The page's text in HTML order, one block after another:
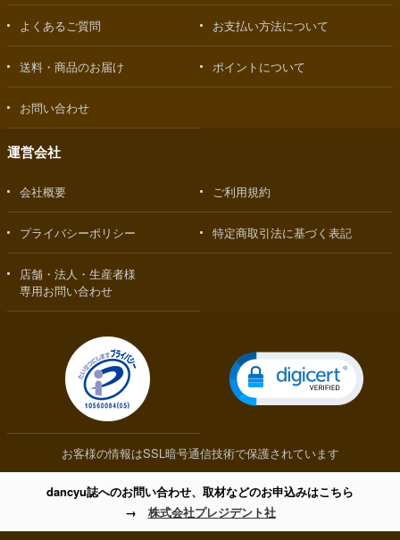
よくあるご質問 お支払い方法について
送料・商品のお届け ポイントについて
お問い合わせ
運営会社
会社概要 ご利用規約
プライバシーポリシー 特定商取引法に基づく表記
店舗・法人・生産者様
専用お問い合わせ
お客様の情報はSSL暗号通信技術で保護されています
dancyu誌へのお問い合わせ、取材などのお申込みはこちら
→ 株式会社プレジデント社